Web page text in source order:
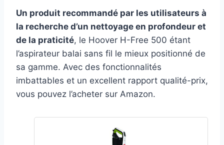
Un produit recommandé par les utilisateurs à
la recherche d’un nettoyage en profondeur et
de la praticité, le Hoover H-Free 500 étant
l’aspirateur balai sans fil le mieux positionné de
sa gamme. Avec des fonctionnalités
imbattables et un excellent rapport qualité-prix,
vous pouvez l’acheter sur Amazon.